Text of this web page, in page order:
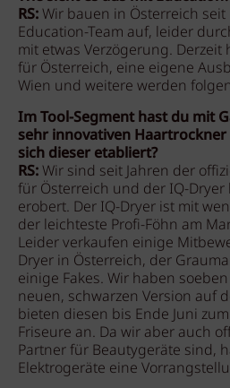
RS:Wir bauen in Österreich seit
Education-Team auf, leider
mit etwas Verzögerung.
für Österreich, eine eigene
Wien und weitere werden
Im Tool-Segment hast du mit
sehr innovativen
sich dieser etabliert?
RS:Wir sind seit Jahren der
für Österreich und der IQ-
erobert. Der IQ-Dryer ist mit
der leichteste Profi-Föhn am
Leider verkaufen einige
Dryer in Österreich, der
einige Fakes. Wir haben
neuen, schwarzen Version auf
bieten diesen bis Ende Juni
Friseure an. Da wir aber auch
Partner für Beautygeräte sind,
Elektrogeräte eine